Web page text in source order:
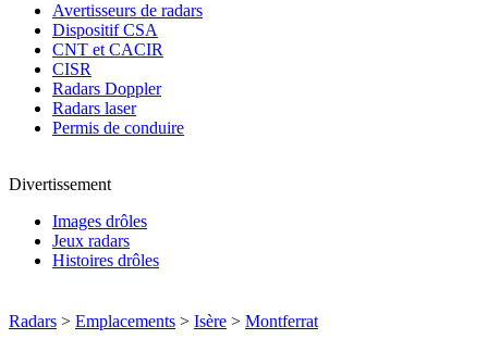
Avertisseurs de radars
Dispositif CSA
CNT et CACIR
CISR
Radars Doppler
Radars laser
Permis de conduire
Divertissement
Images drôles
Jeux radars
Histoires drôles
Radars > Emplacements > Isère > Montferrat